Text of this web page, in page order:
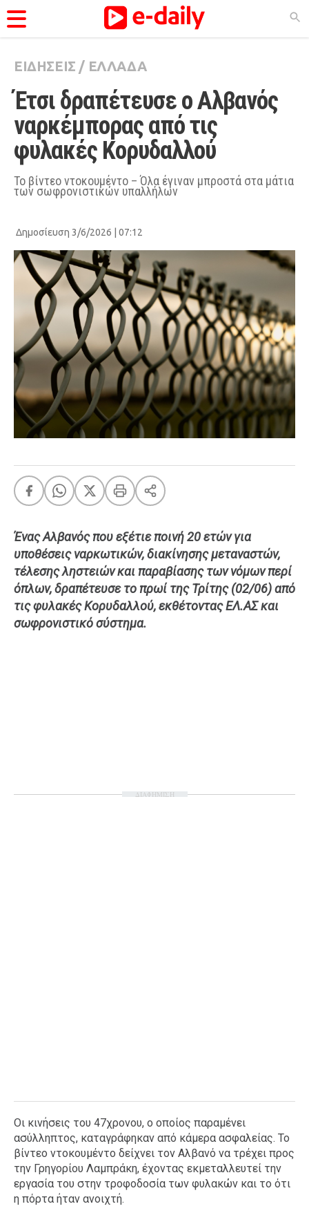
ΚΑΤΗΓΟΡΊΕΣ
Ειδήσεις
Θέματα
Videos
Podcasts
Life
City Guide
Pop Culture
Agenda
FEEDS
Πάσχα Eurovision
Retro Summer
A-List LGBTQI+
LIFE
Food
Body+Mind
ΕΙΔΗΣΕΙΣ / ΕΛΛΑΔΑ
Έτσι δραπέτευσε ο Αλβανός
ναρκέμπορας από τις
φυλακές Κορυδαλλού
Το βίντεο ντοκουμέντο – Όλα έγιναν μπροστά στα μάτια
των σωφρονιστικών υπαλλήλων
Δημοσίευση 3/6/2026 | 07:12
Ένας Αλβανός που εξέτιε ποινή 20 ετών για
υποθέσεις ναρκωτικών, διακίνησης μεταναστών,
τέλεσης ληστειών και παραβίασης των νόμων περί
όπλων, δραπέτευσε το πρωί της Τρίτης (02/06) από
τις φυλακές Κορυδαλλού, εκθέτοντας ΕΛ.ΑΣ και
σωφρονιστικό σύστημα.
ΔΙΑΦΗΜΙΣΗ
Οι κινήσεις του 47χρονου, ο οποίος παραμένει
ασύλληπτος, καταγράφηκαν από κάμερα ασφαλείας. Το
βίντεο ντοκουμέντο δείχνει τον Αλβανό να τρέχει προς
την Γρηγορίου Λαμπράκη, έχοντας εκμεταλλευτεί την
εργασία του στην τροφοδοσία των φυλακών και το ότι
η πόρτα ήταν ανοιχτή.